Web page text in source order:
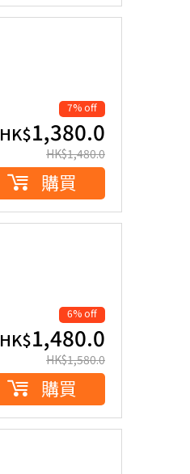
7% off
HK$1,380.0
HK$1,480.0
購買
6% off
HK$1,480.0
HK$1,580.0
購買